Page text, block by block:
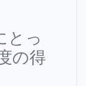
とっ
の得